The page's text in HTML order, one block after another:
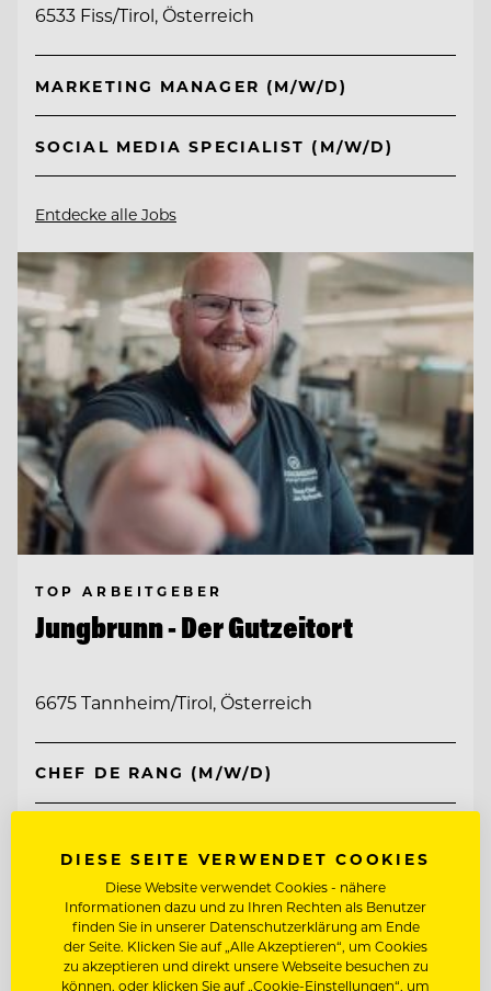
6533 Fiss/Tirol, Österreich
MARKETING MANAGER (M/W/D)
SOCIAL MEDIA SPECIALIST (M/W/D)
Entdecke alle Jobs
TOP ARBEITGEBER
Jungbrunn - Der Gutzeitort
6675 Tannheim/Tirol, Österreich
CHEF DE RANG (M/W/D)
Entdecke alle Jobs
DIESE SEITE VERWENDET COOKIES
Diese Website verwendet Cookies - nähere
Informationen dazu und zu Ihren Rechten als Benutzer
finden Sie in unserer Datenschutzerklärung am Ende
der Seite. Klicken Sie auf „Alle Akzeptieren“, um Cookies
zu akzeptieren und direkt unsere Webseite besuchen zu
können, oder klicken Sie auf „Cookie-Einstellungen“, um